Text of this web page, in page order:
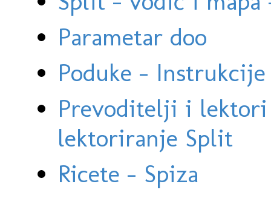
Parametar doo
Poduke -
Prevoditelji i
lektoriranje Split
Ricete - Spiza